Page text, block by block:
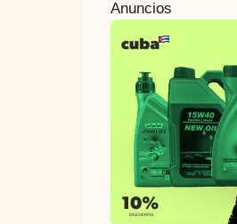
Anuncios
a